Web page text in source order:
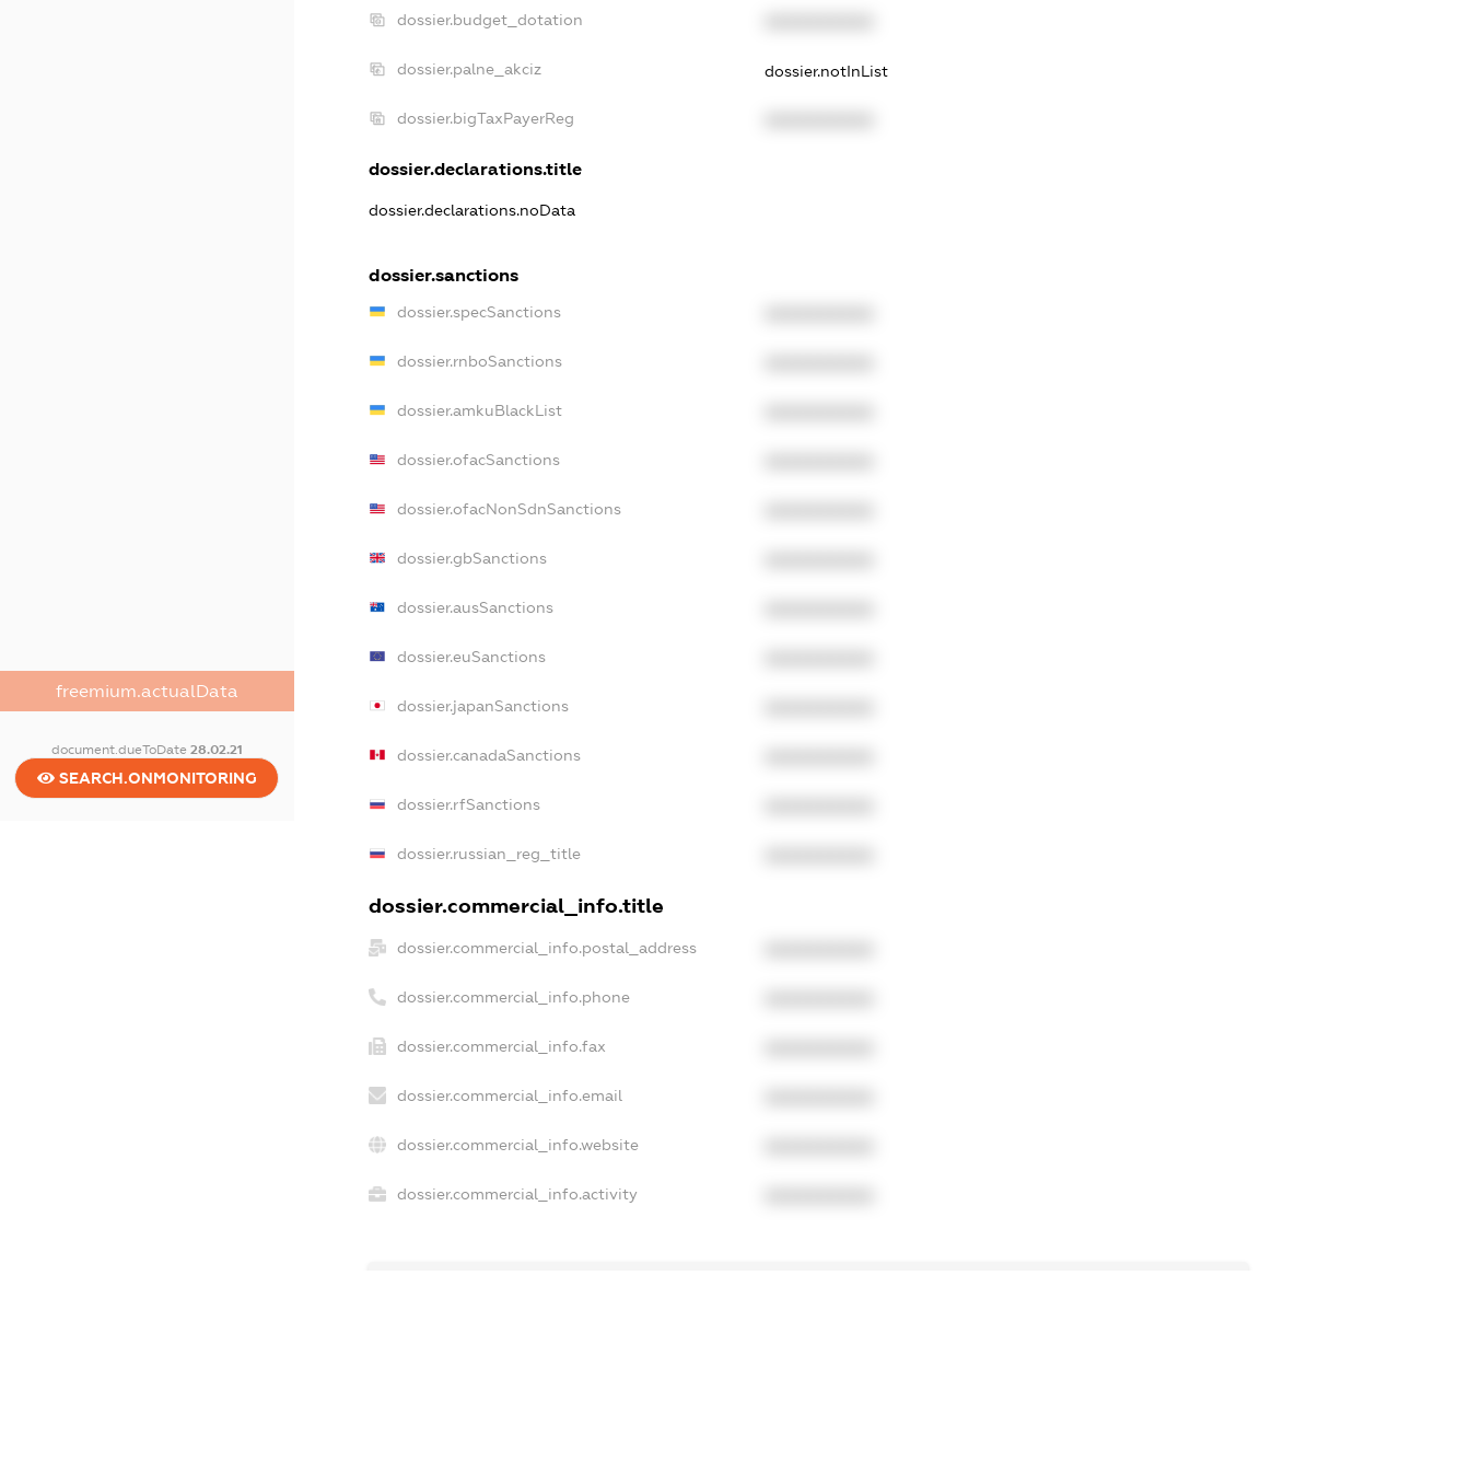
freemium.actualData
document.dueToDate 28.02.21
SEARCH.ONMONITORING
dossier.budget_dotation
dossier.palne_akciz dossier.notInList
dossier.bigTaxPayerReg
dossier.declarations.title
dossier.declarations.noData
dossier.sanctions
dossier.specSanctions
dossier.rnboSanctions
dossier.amkuBlackList
dossier.ofacSanctions
dossier.ofacNonSdnSanctions
dossier.gbSanctions
dossier.ausSanctions
dossier.euSanctions
dossier.japanSanctions
dossier.canadaSanctions
dossier.rfSanctions
dossier.russian_reg_title
dossier.commercial_info.title
dossier.commercial_info.postal_address
dossier.commercial_info.phone
dossier.commercial_info.fax
dossier.commercial_info.email
dossier.commercial_info.website
dossier.commercial_info.activity